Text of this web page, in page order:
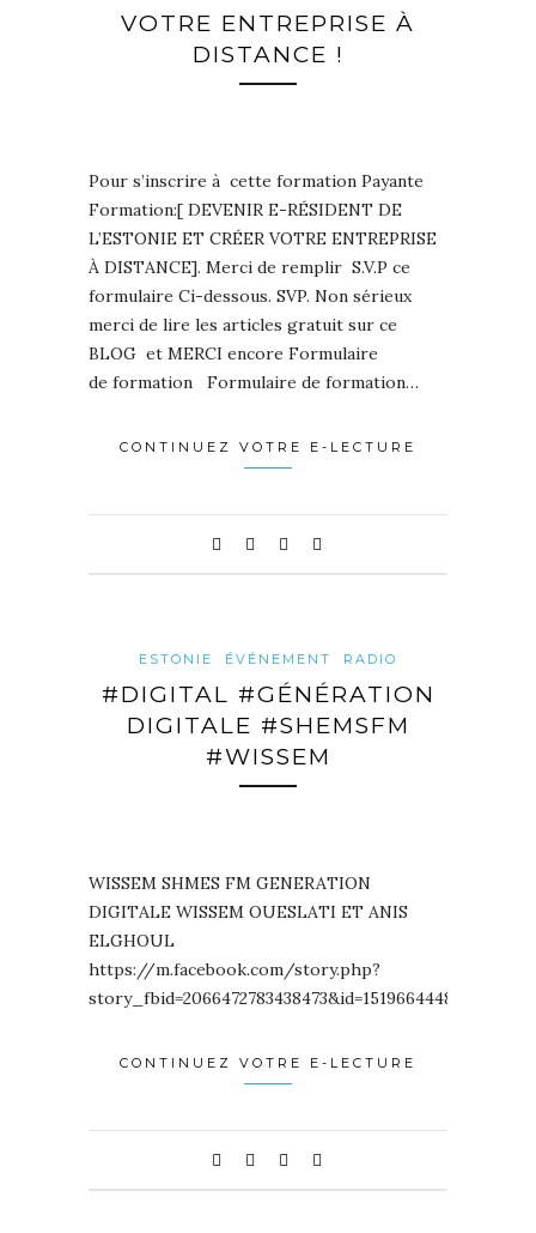
VOTRE ENTREPRISE À
DISTANCE !
Pour s’inscrire à cette formation Payante
Formation:[ DEVENIR E-RÉSIDENT DE
L’ESTONIE ET CRÉER VOTRE ENTREPRISE
À DISTANCE]. Merci de remplir S.V.P ce
formulaire Ci-dessous. SVP. Non sérieux
merci de lire les articles gratuit sur ce
BLOG et MERCI encore Formulaire
de formation Formulaire de formation…
CONTINUEZ VOTRE E-LECTURE
ESTONIE ÉVÉNEMENT RADIO
#DIGITAL #GÉNÉRATION
DIGITALE #SHEMSFM
#WISSEM
WISSEM SHMES FM GENERATION
DIGITALE WISSEM OUESLATI ET ANIS
ELGHOUL
https://m.facebook.com/story.php?
story_fbid=2066472783438473&id=151966444824649…
CONTINUEZ VOTRE E-LECTURE